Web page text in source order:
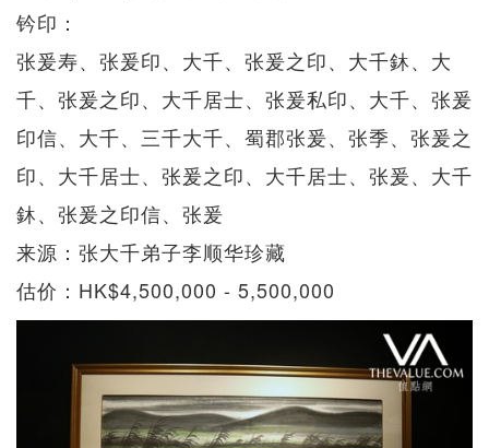
钤印：
张爰寿、张爰印、大千、张爰之印、大千鈢、大
千、张爰之印、大千居士、张爰私印、大千、张爰
印信、大千、三千大千、蜀郡张爰、张季、张爰之
印、大千居士、张爰之印、大千居士、张爰、大千
鈢、张爰之印信、张爰
来源：张大千弟子李顺华珍藏
估价：HK$4,500,000 - 5,500,000